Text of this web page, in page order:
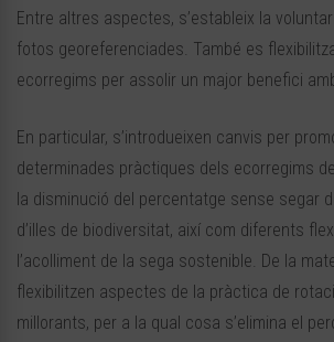
Entre altres aspectes, s’estableix la
fotos georeferenciades. També es
ecorregims per assolir un major benefici
En particular, s’introdueixen canvis per
determinades pràctiques dels ecorregims
la disminució del percentatge sense segar
d’illes de biodiversitat, així com diferents
l’acolliment de la sega sostenible. De la
flexibilitzen aspectes de la pràctica de
millorants, per a la qual cosa s’elimina el